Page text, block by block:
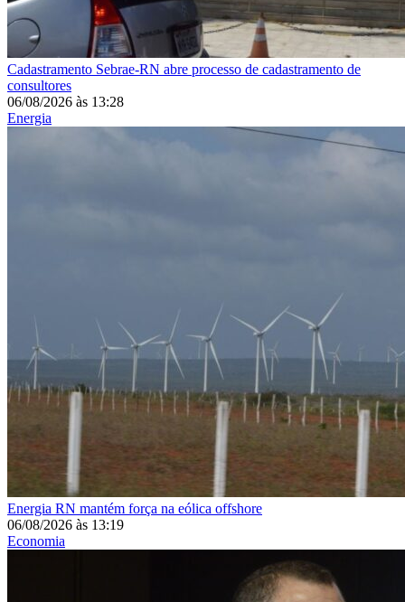
Cadastramento Sebrae-RN abre processo de cadastramento de
consultores
06/08/2026 às 13:28
Energia
Energia RN mantém força na eólica offshore
06/08/2026 às 13:19
Economia